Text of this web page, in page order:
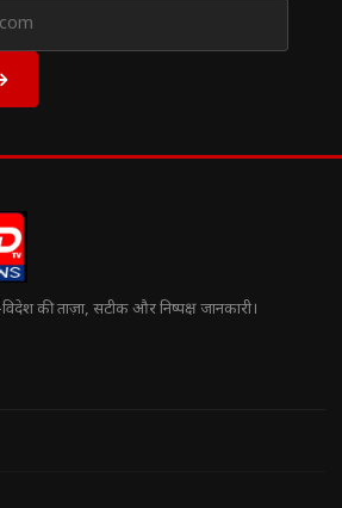
की ताज़ा, सटीक और निष्पक्ष जानकारी।